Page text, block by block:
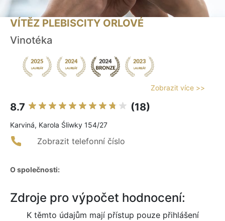
VÍTĚZ PLEBISCITY ORLOVÉ
Vinotéka
Zobrazit více >>
8.7 (18)
Karviná, Karola Śliwky 154/27
Zobrazit telefonní číslo
O společnosti:
Zdroje pro výpočet hodnocení:
K těmto údajům mají přístup pouze přihlášení